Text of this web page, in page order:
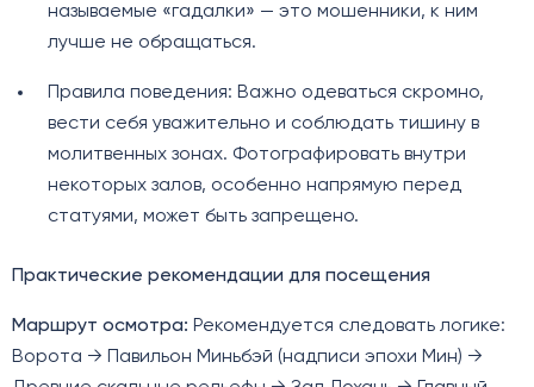
называемые «гадалки» — это мошенники, к ним
лучше не обращаться.
Правила поведения: Важно одеваться скромно,
вести себя уважительно и соблюдать тишину в
молитвенных зонах. Фотографировать внутри
некоторых залов, особенно напрямую перед
статуями, может быть запрещено.
Практические рекомендации для посещения
Маршрут осмотра: Рекомендуется следовать логике:
Ворота → Павильон Миньбэй (надписи эпохи Мин) →